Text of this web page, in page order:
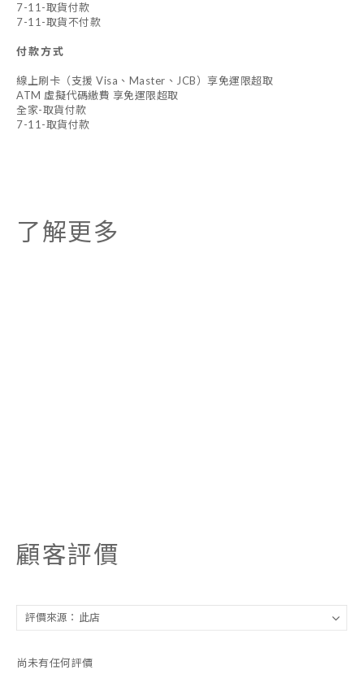
7-11-取貨付款
7-11-取貨不付款
付款方式
線上刷卡（支援 Visa、Master、JCB）享免運限超取
ATM 虛擬代碼繳費 享免運限超取
全家-取貨付款
7-11-取貨付款
了解更多
顧客評價
尚未有任何評價